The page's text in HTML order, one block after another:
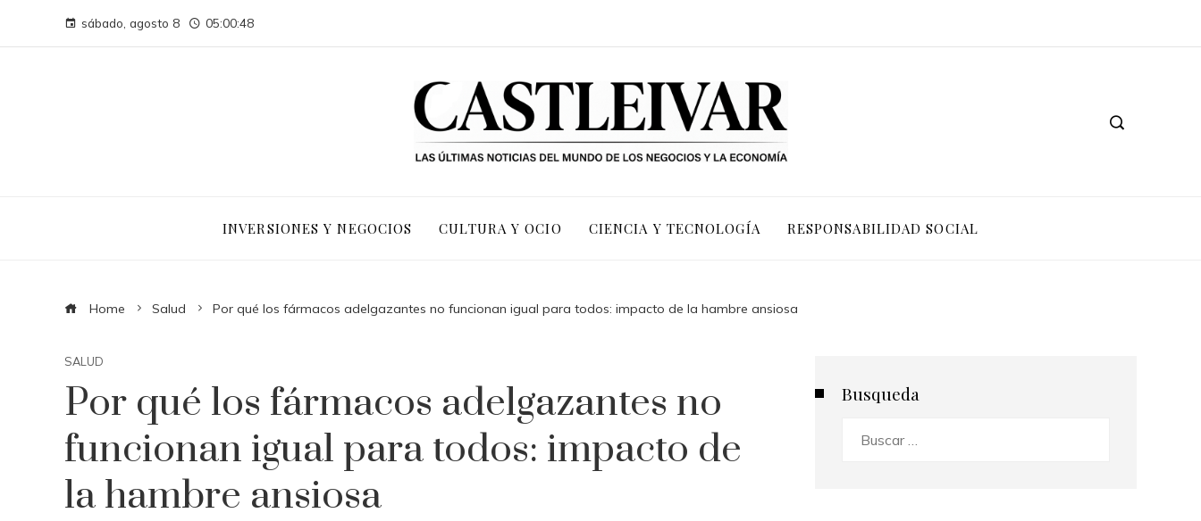
sábado, agosto 8 05:00:49
INVERSIONES Y NEGOCIOS CULTURA Y OCIO CIENCIA Y TECNOLOGÍA RESPONSABILIDAD SOCIAL
Home Salud Por qué los fármacos adelgazantes no funcionan igual para todos: impacto de la hambre ansiosa
SALUD
Por qué los fármacos adelgazantes no
funcionan igual para todos: impacto de
la hambre ansiosa
Busqueda